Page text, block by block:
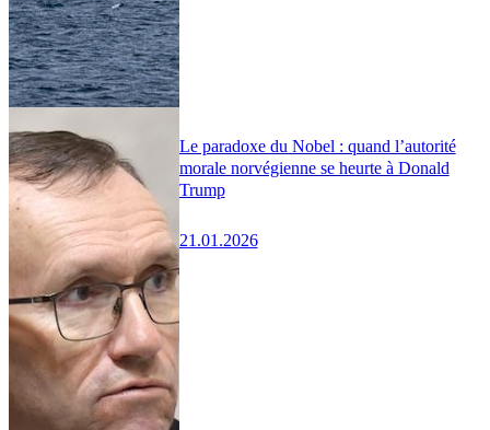
Le paradoxe du Nobel : quand l’autorité
morale norvégienne se heurte à Donald
Trump
21.01.2026